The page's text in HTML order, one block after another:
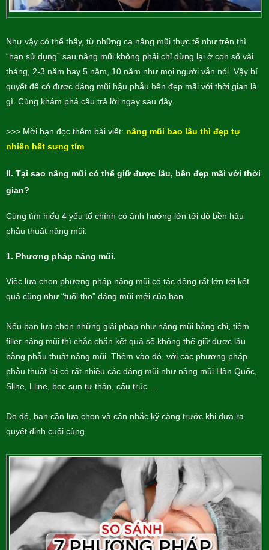
Như vậy có thể thấy, từ những ca nâng mũi thực tế như trên thì
“hạn sử dụng” sau nâng mũi không phải chỉ dừng lại ở con số vài
tháng, 2-3 năm hay 5 năm, 10 năm như mọi người vẫn nói. Vậy bí
quyết để có đươc dáng mũi hậu phẫu bền đẹp mãi với thời gian là
gì. Cùng khám phá câu trả lời ngay sau đây.
>>> Mời bạn đọc thêm bài viết: nâng mũi bao lâu thì đẹp tự
nhiên hết sưng tím
II. Tại sao nâng mũi có thể giữ được lâu, bền đẹp mãi với thời
gian?
Cùng tìm hiểu 4 yếu tố chính có ảnh hưởng lớn tới độ bền hậu
phẫu thuật nâng mũi:
1. Phương pháp nâng mũi.
Việc lựa chọn phương pháp nâng mũi có tác động rất lớn tới kết
quả cũng như “tuổi thọ” dáng mũi mới của bạn.
Nếu bạn lựa chọn những giải pháp như nâng mũi bằng chỉ, tiêm
filler nâng mũi thì chắc chắn kết quả sẽ không thể giữ được lâu
bằng phẫu thuật nâng mũi. Thêm vào đó, với các phương pháp
phẫu thuật lại có rất nhiều các dáng mũi như nâng mũi Hàn Quốc,
Sline, Lline, bọc sụn tự thân, cấu trúc…
Do đó, bạn cần lựa chọn và cân nhắc kỹ càng trước khi đưa ra
quyết định cuối cùng.